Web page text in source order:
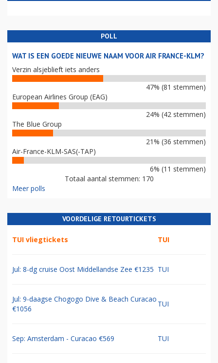
POLL
WAT IS EEN GOEDE NIEUWE NAAM VOOR AIR FRANCE-KLM?
Verzin alsjeblieft iets anders
47% (81 stemmen)
European Airlines Group (EAG)
24% (42 stemmen)
The Blue Group
21% (36 stemmen)
Air-France-KLM-SAS(-TAP)
6% (11 stemmen)
Totaal aantal stemmen: 170
Meer polls
VOORDELIGE RETOURTICKETS
TUI vliegtickets TUI
Jul: 8-dg cruise Oost Middellandse Zee €1235 TUI
Jul: 9-daagse Chogogo Dive & Beach Curacao
€1056
TUI
Sep: Amsterdam - Curacao €569 TUI